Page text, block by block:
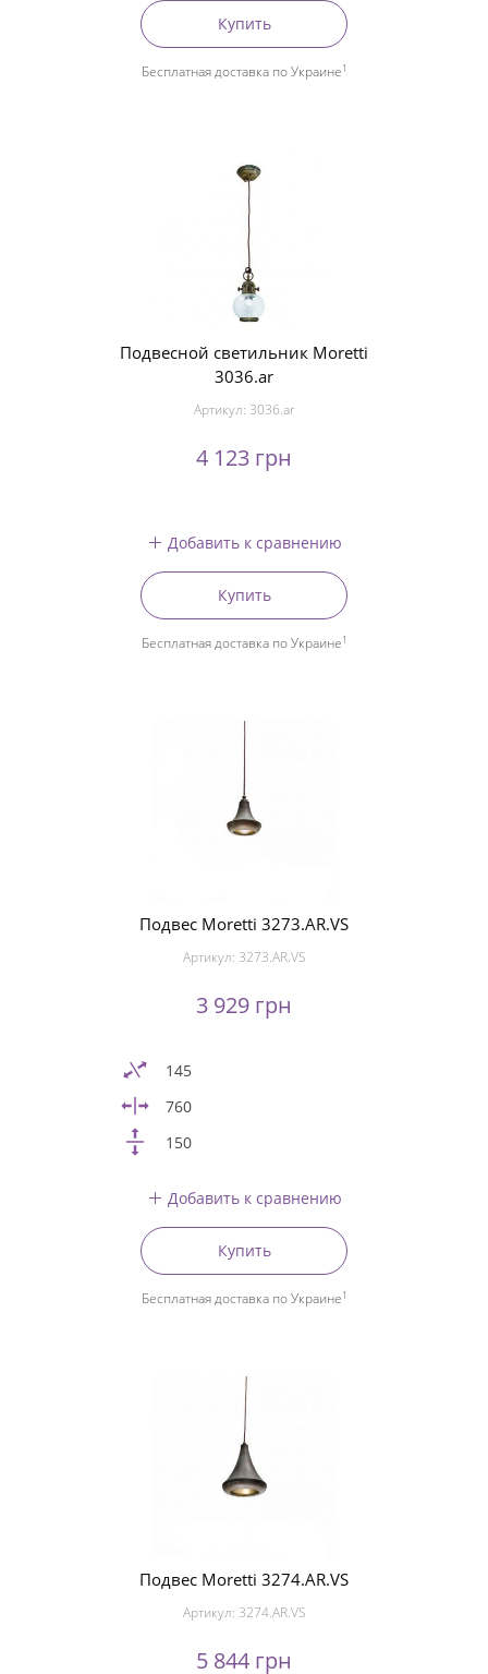
Купить
Бесплатная доставка по Украине1
Подвесной светильник Moretti
3036.ar
Артикул: 3036.ar
4 123 грн
Добавить к сравнению
Купить
Бесплатная доставка по Украине1
Подвес Moretti 3273.AR.VS
Артикул: 3273.AR.VS
3 929 грн
145
760
150
Добавить к сравнению
Купить
Бесплатная доставка по Украине1
Подвес Moretti 3274.AR.VS
Артикул: 3274.AR.VS
5 844 грн